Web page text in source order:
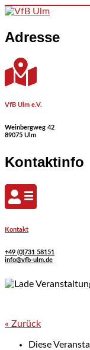
Skip to content
Adresse
VfB Ulm e.V.
Weinbergweg 42
89075 Ulm
Kontaktinfo
Kontakt
+49 (0)731 58151
info@vfb-ulm.de
« Zurück
Diese